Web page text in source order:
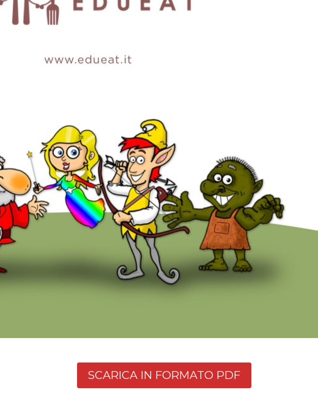
SCARICA IN FORMATO PDF